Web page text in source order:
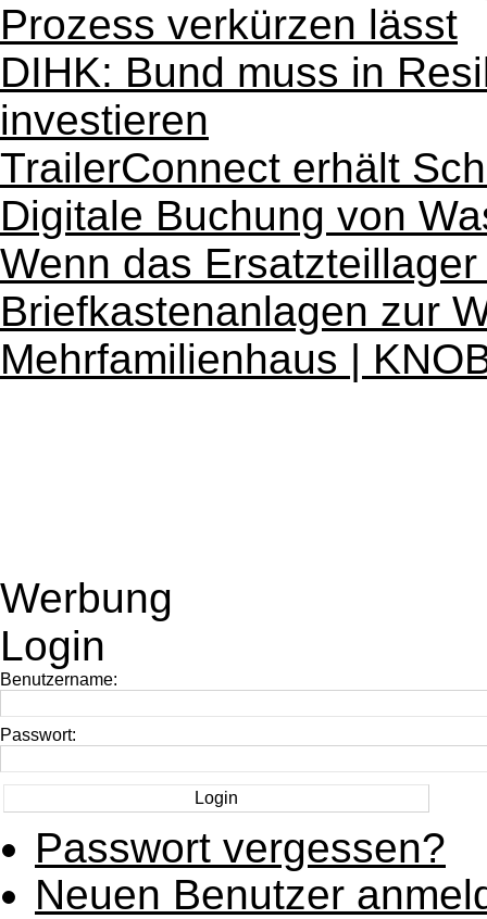
Prozess verkürzen lässt
DIHK: Bund muss in
investieren
TrailerConnect erhält
Digitale Buchung von
Wenn das
Briefkastenanlagen zur
Mehrfamilienhaus |
Werbung
Login
Benutzername:
Passwort:
Passwort vergessen?
Neuen Benutzer